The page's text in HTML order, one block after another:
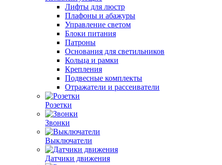
Лифты для люстр
Плафоны и абажуры
Управление светом
Блоки питания
Патроны
Основания для светильников
Кольца и рамки
Крепления
Подвесные комплекты
Отражатели и рассеиватели
Розетки
Звонки
Выключатели
Датчики движения